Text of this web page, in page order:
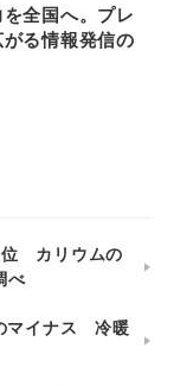
全国へ。プレ
る情報発信の
位 カリウムの
べ
マイナス 冷暖